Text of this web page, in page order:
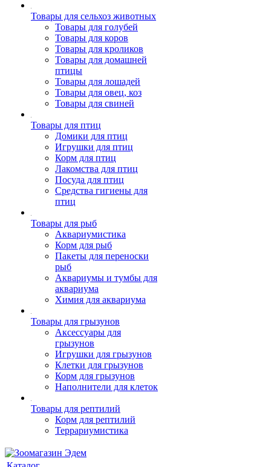
Товары для сельхоз животных
Товары для голубей
Товары для коров
Товары для кроликов
Товары для домашней
птицы
Товары для лошадей
Товары для овец, коз
Товары для свиней
Товары для птиц
Домики для птиц
Игрушки для птиц
Корм для птиц
Лакомства для птиц
Посуда для птиц
Средства гигиены для
птиц
Товары для рыб
Аквариумистика
Корм для рыб
Пакеты для переноски
рыб
Аквариумы и тумбы для
аквариума
Химия для аквариума
Товары для грызунов
Аксессуары для
грызунов
Игрушки для грызунов
Клетки для грызунов
Корм для грызунов
Наполнители для клеток
Товары для рептилий
Корм для рептилий
Террариумистика